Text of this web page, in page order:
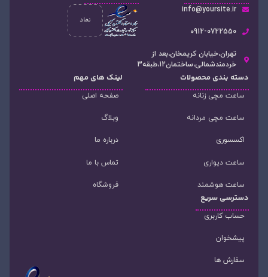
info@yoursite.ir
۰912-0722550
تهران،خیابان کریمخان،بعد از
خردمندشمالی،ساختمان12،طبقه3
دسته‌ بندی محصولات
ساعت مچی زنانه
ساعت مچی مردانه
اکسسوری
ساعت دیواری
ساعت هوشمند
لینک های مهم
صفحه اصلی
وبلاگ
درباره ما
تماس با ما
فروشگاه
دسترسی سریع
حساب کاربری
پیشخوان
سفارش ها